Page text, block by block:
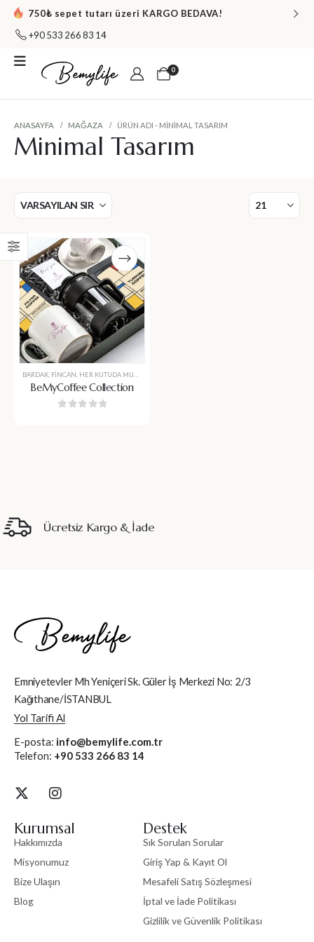
750₺ sepet tutarı üzeri KARGO BEDAVA!
+90 533 266 83 14
0
ANASAYFA MAĞAZA ÜRÜN ADI - MINIMAL TASARIM
Minimal Tasarım
BARDAK FINCAN HER KUTUDA MUTLULUK
BeMyCoffee Collection
Ücretsiz Kargo & İade
Emniyetevler Mh Yeniçeri Sk. Güler İş Merkezi No: 2/3
Kağıthane/İSTANBUL
Yol Tarifi Al
E-posta: info@bemylife.com.tr
Telefon: +90 533 266 83 14
Kurumsal
Hakkımızda
Misyonumuz
Bize Ulaşın
Blog
Destek
Sık Sorulan Sorular
Giriş Yap & Kayıt Ol
Mesafeli Satış Sözleşmesi
İptal ve İade Politikası
Gizlilik ve Güvenlik Politikası